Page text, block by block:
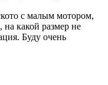
с малым мотором,
какой размер не
Буду очень